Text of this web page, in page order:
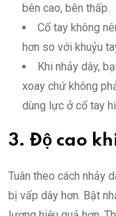
bên cao, bên thấp.
Cổ tay không
hơn so với khuỷu
Khi nhảy dây,
xoay chứ không
dùng lực ở cổ tay
3. Độ cao
Tuân theo cách nhảy
bị vấp dây hơn. Bật